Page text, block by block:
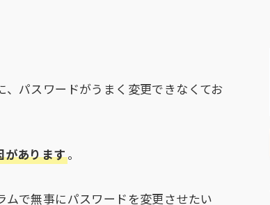
パスワードがうまく変更できなくてお
があります。
で無事にパスワードを変更させたい